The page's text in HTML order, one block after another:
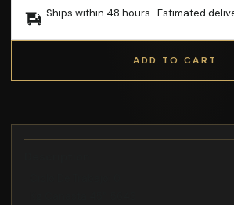
Ships within 48 hours · Estimated
ADD TO CART